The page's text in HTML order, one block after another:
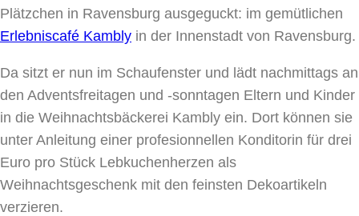
Plätzchen in Ravensburg ausgeguckt: im gemütlichen
Erlebniscafé Kambly in der Innenstadt von Ravensburg.
Da sitzt er nun im Schaufenster und lädt nachmittags an
den Adventsfreitagen und -sonntagen Eltern und Kinder
in die Weihnachtsbäckerei Kambly ein. Dort können sie
unter Anleitung einer profesionnellen Konditorin für drei
Euro pro Stück Lebkuchenherzen als
Weihnachtsgeschenk mit den feinsten Dekoartikeln
verzieren.